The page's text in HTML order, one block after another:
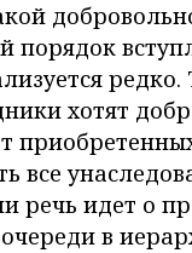
порядок
редко.
хотят
все
речь идет о
в